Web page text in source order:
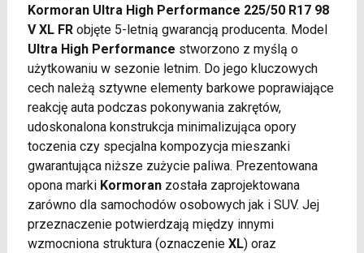
Kormoran Ultra High Performance 225/50 R17 98
V XL FRobjęte 5-letnią gwarancją producenta. Model
Ultra High Performance stworzono z myślą o
użytkowaniu w sezonie letnim. Do jego kluczowych
cech należą sztywne elementy barkowe poprawiające
reakcję auta podczas pokonywania zakrętów,
udoskonalona konstrukcja minimalizująca opory
toczenia czy specjalna kompozycja mieszanki
gwarantująca niższe zużycie paliwa. Prezentowana
opona marki Kormoranzostała zaprojektowana
zarówno dla samochodów osobowych jak i SUV. Jej
przeznaczenie potwierdzają między innymi
wzmocniona struktura (oznaczenie XL) oraz